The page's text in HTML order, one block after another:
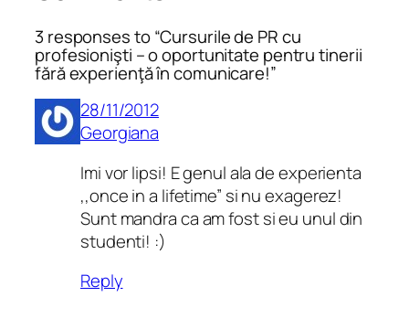
3 responses to “Cursurile de PR cu
profesionişti – o oportunitate pentru tinerii
fără experienţă în comunicare!”
28/11/2012
Georgiana
Imi vor lipsi! E genul ala de experienta
,,once in a lifetime” si nu exagerez!
Sunt mandra ca am fost si eu unul din
studenti! :)
Reply